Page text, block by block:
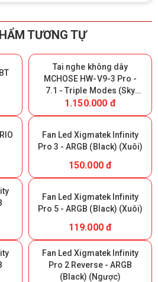
TƯƠNG TỰ
Tai nghe không dây
MCHOSE HW-V9-3 Pro -
7.1 - Triple Modes (Sky
White) (Giữ lại Box để bảo
hành)
1.150.000 đ
Fan Led Xigmatek Infinity
Pro 3 - ARGB (Black) (Xuôi)
150.000 đ
Fan Led Xigmatek Infinity
Pro 5 - ARGB (Black) (Xuôi)
119.000 đ
Fan Led Xigmatek Infinity
Pro 2 Reverse - ARGB
(Black) (Ngược)